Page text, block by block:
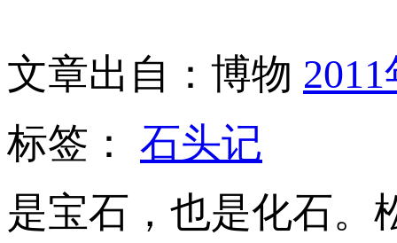
文章出自：博物
标签： 石头记
是宝石，也是化石。